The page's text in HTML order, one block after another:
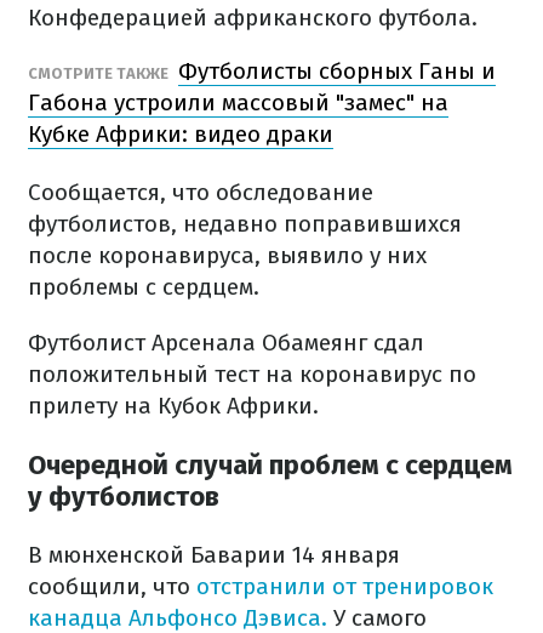
Конфедерацией африканского футбола.
СМОТРИТЕ ТАКЖЕ Футболисты сборных Ганы и
Габона устроили массовый "замес" на
Кубке Африки: видео драки
Сообщается, что обследование
футболистов, недавно поправившихся
после коронавируса, выявило у них
проблемы с сердцем.
Футболист Арсенала Обамеянг сдал
положительный тест на коронавирус по
прилету на Кубок Африки.
Очередной случай проблем с сердцем
у футболистов
В мюнхенской Баварии 14 января
сообщили, что отстранили от тренировок
канадца Альфонсо Дэвиса. У самого